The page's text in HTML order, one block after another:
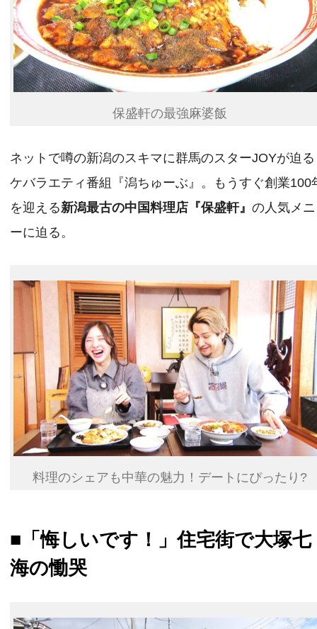
保盛軒の最強麻婆飯
ネットで噂の新潟のスキマに群馬のスターJOYが迫
ケバラエティ番組『潟ちゅーぶ』。もうすぐ創業100
を迎える新潟最古の中国料理店『保盛軒』の人気メ
ーに迫る。
料理のシェアも中華の魅力！デートにぴったり?
■「悔しいです！」住宅街で大塚七
海の慟哭